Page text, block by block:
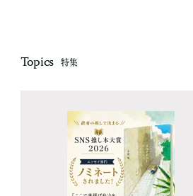
Topics 特集